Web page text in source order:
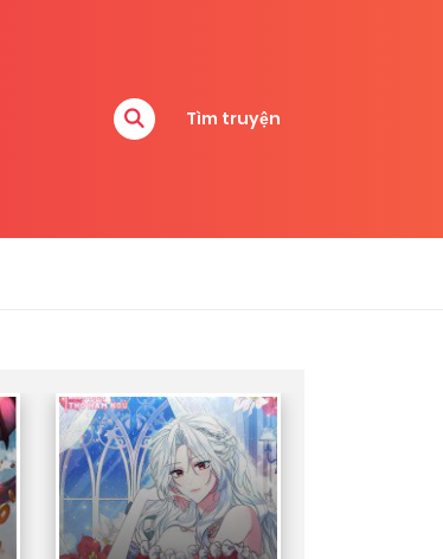
Tìm truyện